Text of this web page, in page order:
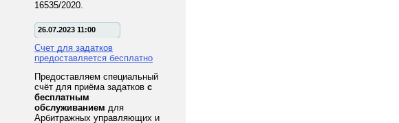
16535/2020.
26.07.2023 11:00
Счет для задатков
предоставляется бесплатно
Предоставляем специальный
счёт для приёма задатков с
бесплатным
обслуживанием для
Арбитражных управляющих и